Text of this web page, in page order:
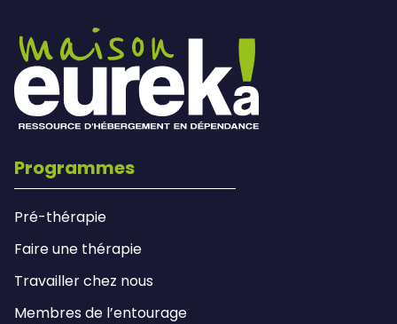
Programmes
Pré-thérapie
Faire une thérapie
Travailler chez nous
Membres de l’entourage